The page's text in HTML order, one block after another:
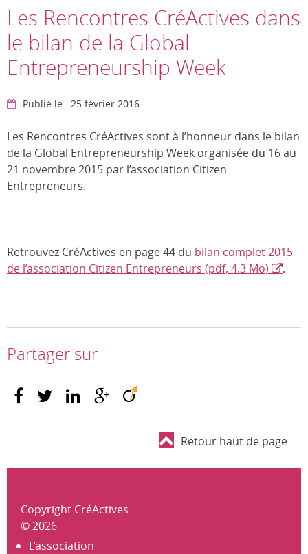
Les Rencontres CréActives dans
le bilan de la Global
Entrepreneurship Week
Publié le : 25 février 2016
Les Rencontres CréActives sont à l’honneur dans le bilan
de la Global Entrepreneurship Week organisée du 16 au
21 novembre 2015 par l’association Citizen
Entrepreneurs.
Retrouvez CréActives en page 44 du bilan complet 2015
de l’association Citizen Entrepreneurs (pdf, 4.3 Mo)
.
Partager sur
Retour haut de page
Copyright CréActives
© 2026
L’association